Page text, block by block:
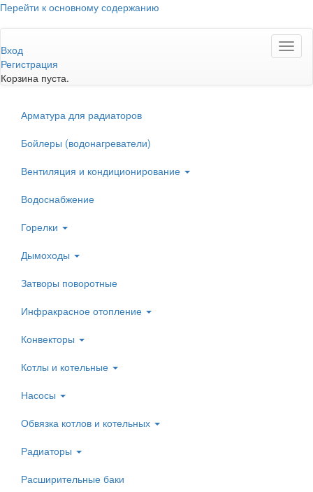
Перейти к основному содержанию
Вход
Регистрация
Корзина пуста.
Арматура для радиаторов
Бойлеры (водонагреватели)
Вентиляция и кондиционирование
Водоснабжение
Горелки
Дымоходы
Затворы поворотные
Инфракрасное отопление
Конвекторы
Котлы и котельные
Насосы
Обвязка котлов и котельных
Радиаторы
Расширительные баки